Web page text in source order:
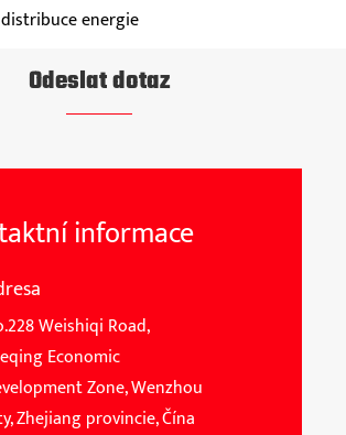
energie
Odeslat dotaz
informace
Weishiqi Road,
Economic
Zone, Wenzhou
Zhejiang provincie, Čína